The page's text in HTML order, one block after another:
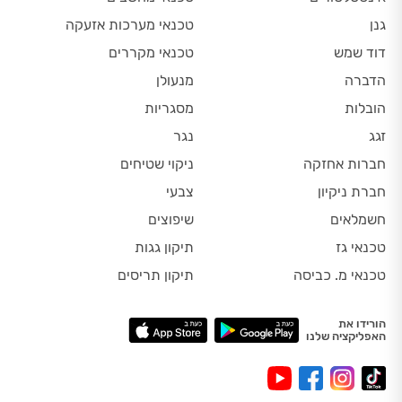
גנן
דוד שמש
הדברה
הובלות
זגג
חברות אחזקה
חברת ניקיון
חשמלאים
טכנאי גז
טכנאי מ. כביסה
טכנאי מערכות אזעקה
טכנאי מקררים
מנעולן
מסגריות
נגר
ניקוי שטיחים
צבעי
שיפוצים
תיקון גגות
תיקון תריסים
הורידו את
האפליקציה שלנו